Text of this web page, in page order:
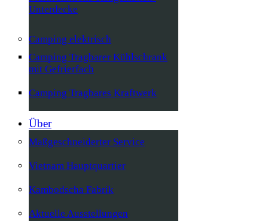
Unterdecke
Camping elektrisch
Camping Tragbarer Kühlschrank
mit Gefrierfach
Camping Tragbares Kraftwerk
Über
Maßgeschneiderter Service
Vietnam Hauptquartier
Kambodscha Fabrik
Aktuelle Ausstellungen